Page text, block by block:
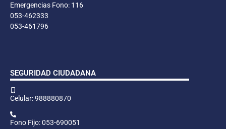
Emergencias Fono: 116
053-462333
053-461796
SEGURIDAD CIUDADANA
Celular: 988880870
Fono Fijo: 053-690051